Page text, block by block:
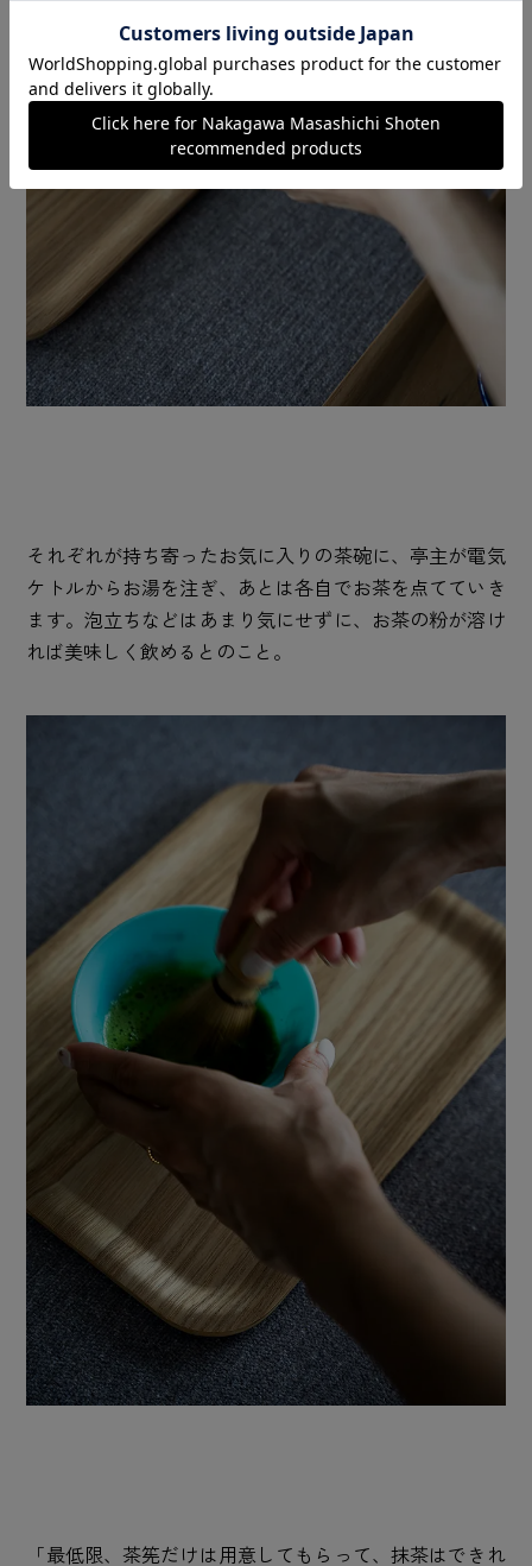
それぞれが持ち寄ったお気に入りの茶碗に、亭主が電気
ケトルからお湯を注ぎ、あとは各自でお茶を点てていき
ます。泡立ちなどはあまり気にせずに、お茶の粉が溶け
れば美味しく飲めるとのこと。
「最低限、茶筅だけは用意してもらって、抹茶はできれ